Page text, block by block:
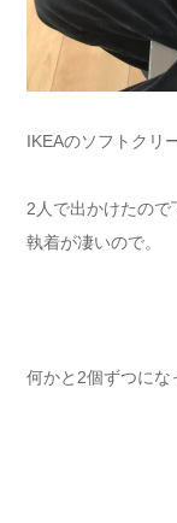
IKEAのソフトクリ
2人で出かけたの
執着が凄いので。
何かと2個ずつにな